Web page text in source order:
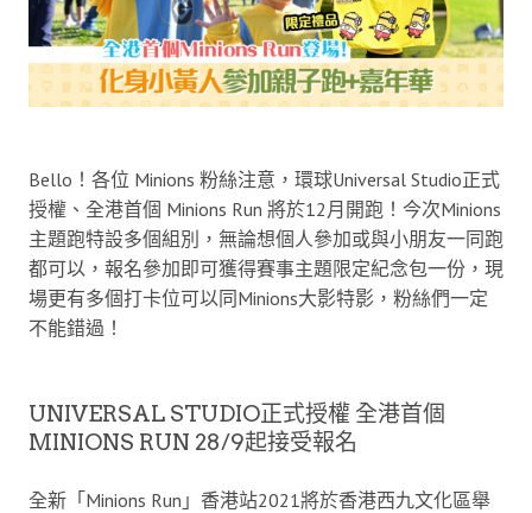
Bello！各位 Minions 粉絲注意，環球Universal Studio正式
授權、全港首個 Minions Run 將於12月開跑！今次Minions
主題跑特設多個組別，無論想個人參加或與小朋友一同跑
都可以，報名參加即可獲得賽事主題限定紀念包一份，現
場更有多個打卡位可以同Minions大影特影，粉絲們一定
不能錯過！
UNIVERSAL STUDIO正式授權 全港首個
MINIONS RUN 28/9起接受報名
全新「Minions Run」香港站2021將於香港西九文化區舉